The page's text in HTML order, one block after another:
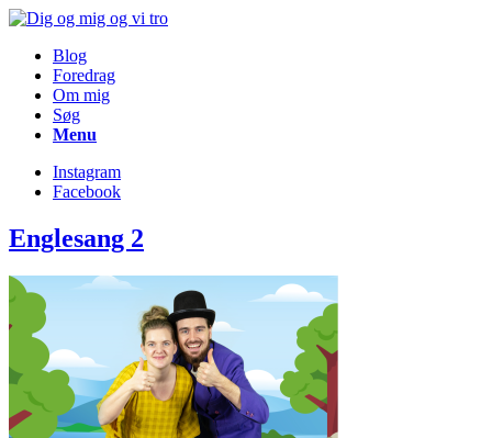
Blog
Foredrag
Om mig
Søg
Menu
Instagram
Facebook
Englesang 2